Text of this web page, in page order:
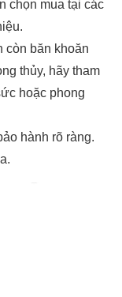
chọn mua tại các
còn băn khoăn
thủy, hãy tham
hoặc phong
hành rõ ràng.